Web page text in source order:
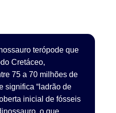
terópode que
Cretáceo,
75 a 70 milhões de
significa “ladrão de
inicial de fósseis
o que